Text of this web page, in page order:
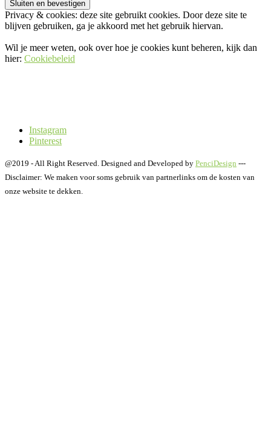
Privacy & cookies: deze site gebruikt cookies. Door deze site te
blijven gebruiken, ga je akkoord met het gebruik hiervan.
Wil je meer weten, ook over hoe je cookies kunt beheren, kijk dan
hier: Cookiebeleid
Instagram
Pinterest
@2019 - All Right Reserved. Designed and Developed by PenciDesign ---
Disclaimer: We maken voor soms gebruik van partnerlinks om de kosten van
onze website te dekken.